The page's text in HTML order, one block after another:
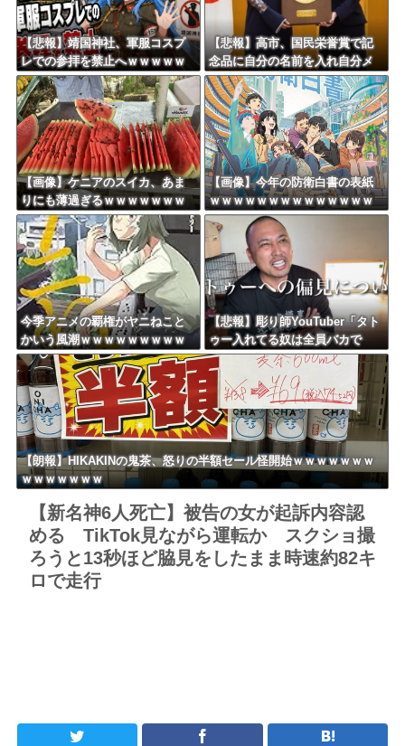
Powered by livedoor 相互RSS
【悲報】靖国神社、軍服コスプ
レでの参拝を禁止へｗｗｗｗｗ
ｗｗｗｗｗｗｗｗｗｗｗｗｗｗ
【悲報】高市、国民栄誉賞で記
念品に自分の名前を入れ自分メ
インのPV撮影して炎上中w w w
w w w w w w
【画像】ケニアのスイカ、あま
りにも薄過ぎるｗｗｗｗｗｗｗ
ｗｗｗｗｗｗ
【画像】今年の防衛白書の表紙
ｗｗｗｗｗｗｗｗｗｗｗｗｗｗ
ｗｗｗｗｗ
今季アニメの覇権がヤニねこと
かいう風潮ｗｗｗｗｗｗｗｗｗ
ｗｗｗｗ
【悲報】彫り師YouTuber「タト
ゥー入れてる奴は全員バカで
す。すごい民度低い」
【朗報】HIKAKINの鬼茶、怒りの半額セール怪開始ｗｗｗｗｗｗｗ
ｗｗｗｗｗｗｗ
【新名神6人死亡】被告の女が起訴内容認
める TikTok見ながら運転か スクショ撮
ろうと13秒ほど脇見をしたまま時速約82キ
ロで走行